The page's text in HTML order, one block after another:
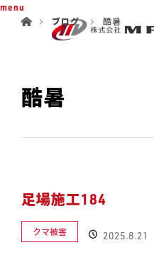
menu
ブログ
酷暑
酷暑
足場施工184
クマ被害 2025.8.21